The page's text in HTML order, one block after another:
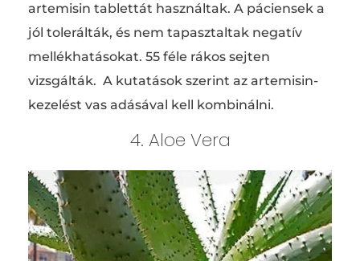
artemisin tablettát használtak. A páciensek a
jól tolerálták, és nem tapasztaltak negatív
mellékhatásokat. 55 féle rákos sejten
vizsgálták. A kutatások szerint az artemisin-
kezelést vas adásával kell kombinálni.
4. Aloe Vera